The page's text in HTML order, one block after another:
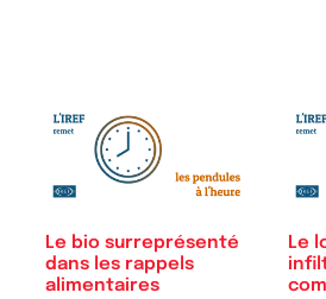
Le bio surreprésenté
dans les rappels
alimentaires
Le